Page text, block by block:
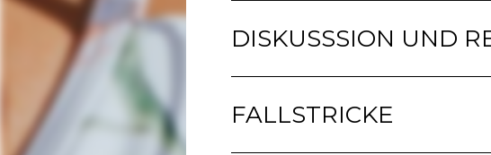
DISKUSSSION UND
FALLSTRICKE